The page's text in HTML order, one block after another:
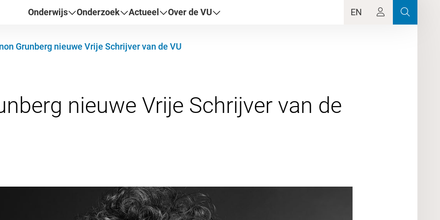
Onderwijs Onderzoek Actueel Over de VU EN
Grunberg nieuwe Vrije Schrijver van de VU
nieuwe Vrije Schrijver van de